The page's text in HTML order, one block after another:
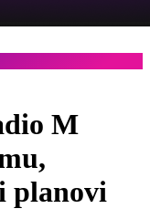
M
planovi